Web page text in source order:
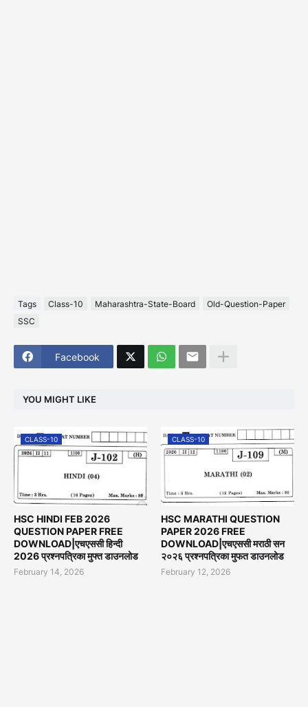
Tags Class-10 Maharashtra-State-Board
Old-Question-Paper
SSC
Facebook
YOU MIGHT LIKE
CLASS-10
HSC HINDI FEB 2026
QUESTION PAPER FREE
DOWNLOAD|एचएससी हिन्दी
2026 प्रश्नपत्रिका मुफ्त डाउनलोड
February 14, 2026
CLASS-10
HSC MARATHI QUESTION
PAPER 2026 FREE
DOWNLOAD|एचएससी मराठी सन
२०२६ प्रश्नपत्रिका मुफत डाउनलोड
February 12, 2026